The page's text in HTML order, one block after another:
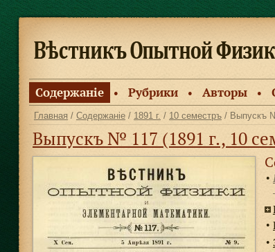
Содержанiе ● Рубрики ● Авторы ●
Главная / Содержанiе / 1891 г. / 10 семестръ / Выпускъ
Выпускъ № 117 (1891 г., 10
●
●
●